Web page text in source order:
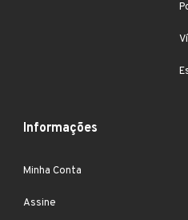
Informações
Minha Conta
Assine